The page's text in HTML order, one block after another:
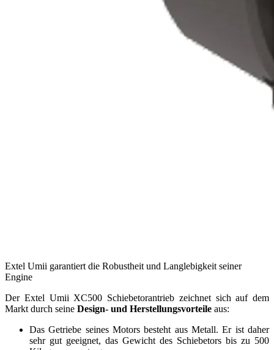
Extel Umii garantiert die Robustheit und Langlebigkeit seiner
Engine
Der Extel Umii XC500 Schiebetorantrieb zeichnet sich auf dem
Markt durch seine Design- und Herstellungsvorteile aus:
Das Getriebe seines Motors besteht aus Metall. Er ist daher
sehr gut geeignet, das Gewicht des Schiebetors bis zu 500